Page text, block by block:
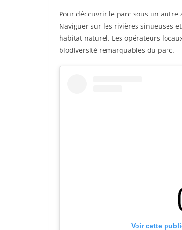
Pour découvrir le parc sous un
Naviguer sur les rivières sinueuses
habitat naturel. Les opérateurs
biodiversité remarquables du parc.
Voir cette